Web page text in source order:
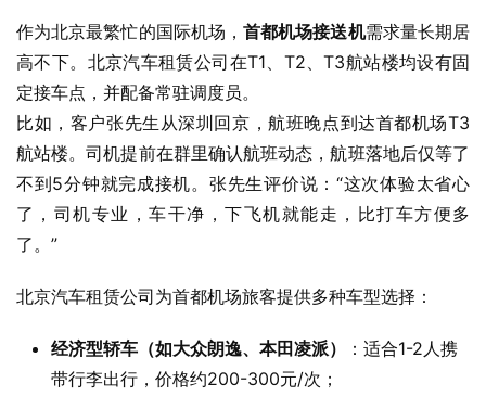
作为北京最繁忙的国际机场，首都机场接送机需求量长期居
高不下。北京汽车租赁公司在T1、T2、T3航站楼均设有固
定接车点，并配备常驻调度员。
比如，客户张先生从深圳回京，航班晚点到达首都机场T3
航站楼。司机提前在群里确认航班动态，航班落地后仅等了
不到5分钟就完成接机。张先生评价说：“这次体验太省心
了，司机专业，车干净，下飞机就能走，比打车方便多
了。”
北京汽车租赁公司为首都机场旅客提供多种车型选择：
经济型轿车（如大众朗逸、本田凌派）
：适合1-2人携
带行李出行，价格约200-300元/次；